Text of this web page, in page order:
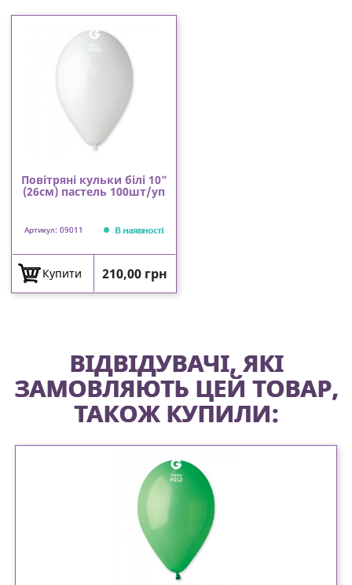
Повітряні кульки білі 10"
(26см) пастель 100шт/уп
Артикул: 09011 В наявності
Купити Ціна
210,00 грн
ВІДВІДУВАЧІ, ЯКІ
ЗАМОВЛЯЮТЬ ЦЕЙ ТОВАР,
ТАКОЖ КУПИЛИ: